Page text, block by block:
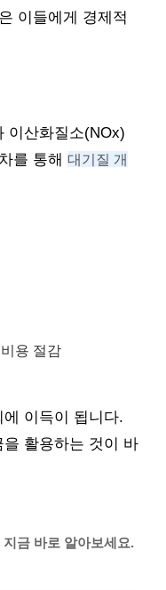
이들에게 경제적
이산화질소(NOx)
를 통해 대기질 개
용 절감
이득이 됩니다.
활용하는 것이 바
금 바로 알아보세요.